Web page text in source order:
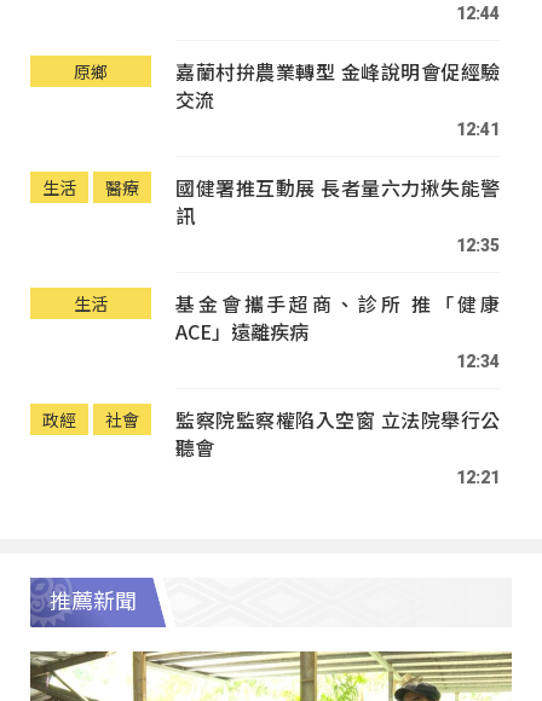
12:44
原鄉
嘉蘭村拚農業轉型 金峰說明會促經驗
交流
12:41
生活 醫療
國健署推互動展 長者量六力揪失能警
訊
12:35
生活
基金會攜手超商、診所 推「健康
ACE」遠離疾病
12:34
政經 社會
監察院監察權陷入空窗 立法院舉行公
聽會
12:21
推薦新聞